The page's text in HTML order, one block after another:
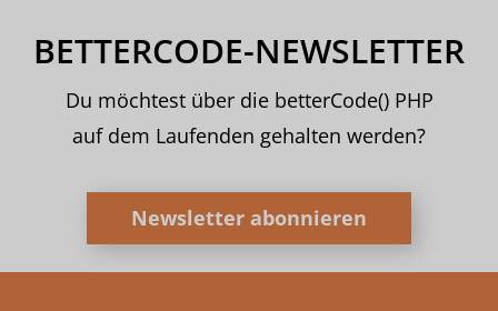
BETTERCODE-NEWSLETTER
Du möchtest über die betterCode() PHP
auf dem Laufenden gehalten werden?
Newsletter abonnieren